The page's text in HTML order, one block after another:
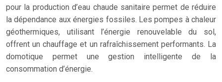
pour la production d’eau chaude sanitaire permet de réduire
la dépendance aux énergies fossiles. Les pompes à chaleur
géothermiques, utilisant l’énergie renouvelable du sol,
offrent un chauffage et un rafraîchissement performants. La
domotique permet une gestion intelligente de la
consommation d’énergie.